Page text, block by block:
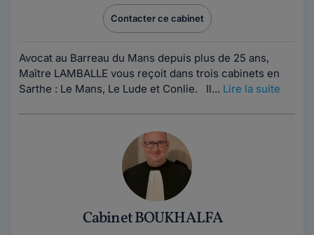
Contacter ce cabinet
Avocat au Barreau du Mans depuis plus de 25 ans,
Maître LAMBALLE vous reçoit dans trois cabinets en
Sarthe : Le Mans, Le Lude et Conlie. Il... Lire la suite
Cabinet BOUKHALFA